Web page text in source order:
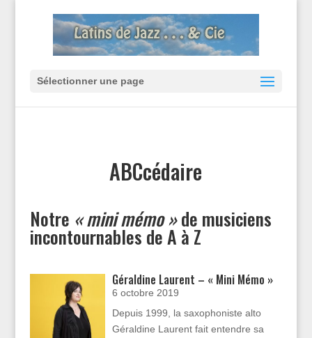
Sélectionner une page
ABCcédaire
Notre « mini mémo »de musiciens
incontournables de A à Z
Géraldine Laurent – « Mini Mémo »
6 octobre 2019
Depuis 1999, la saxophoniste alto
Géraldine Laurent fait entendre sa